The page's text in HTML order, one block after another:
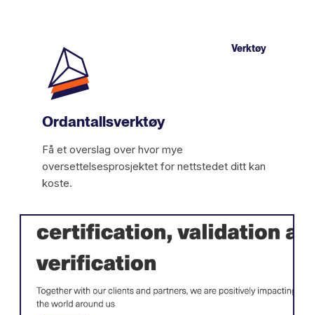
Verktøy
Ordantallsverktøy
Få et overslag over hvor mye
oversettelsesprosjektet for nettstedet ditt kan
koste.